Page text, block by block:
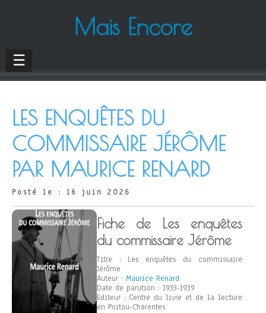
Mais Encore
☰
LES ENQUÊTES DU
COMMISSAIRE JÉRÔME
PAR MAURICE RENARD
Posté le : 16 juin 2026
Fiche de Les enquêtes
du commissaire Jérôme
Titre : Les enquêtes du commissaire
Jérôme
Auteur : Maurice Renard
Date de parution : 1933-1939
Editeur : Centre du livre et de la lecture
en Poitou-Charentes